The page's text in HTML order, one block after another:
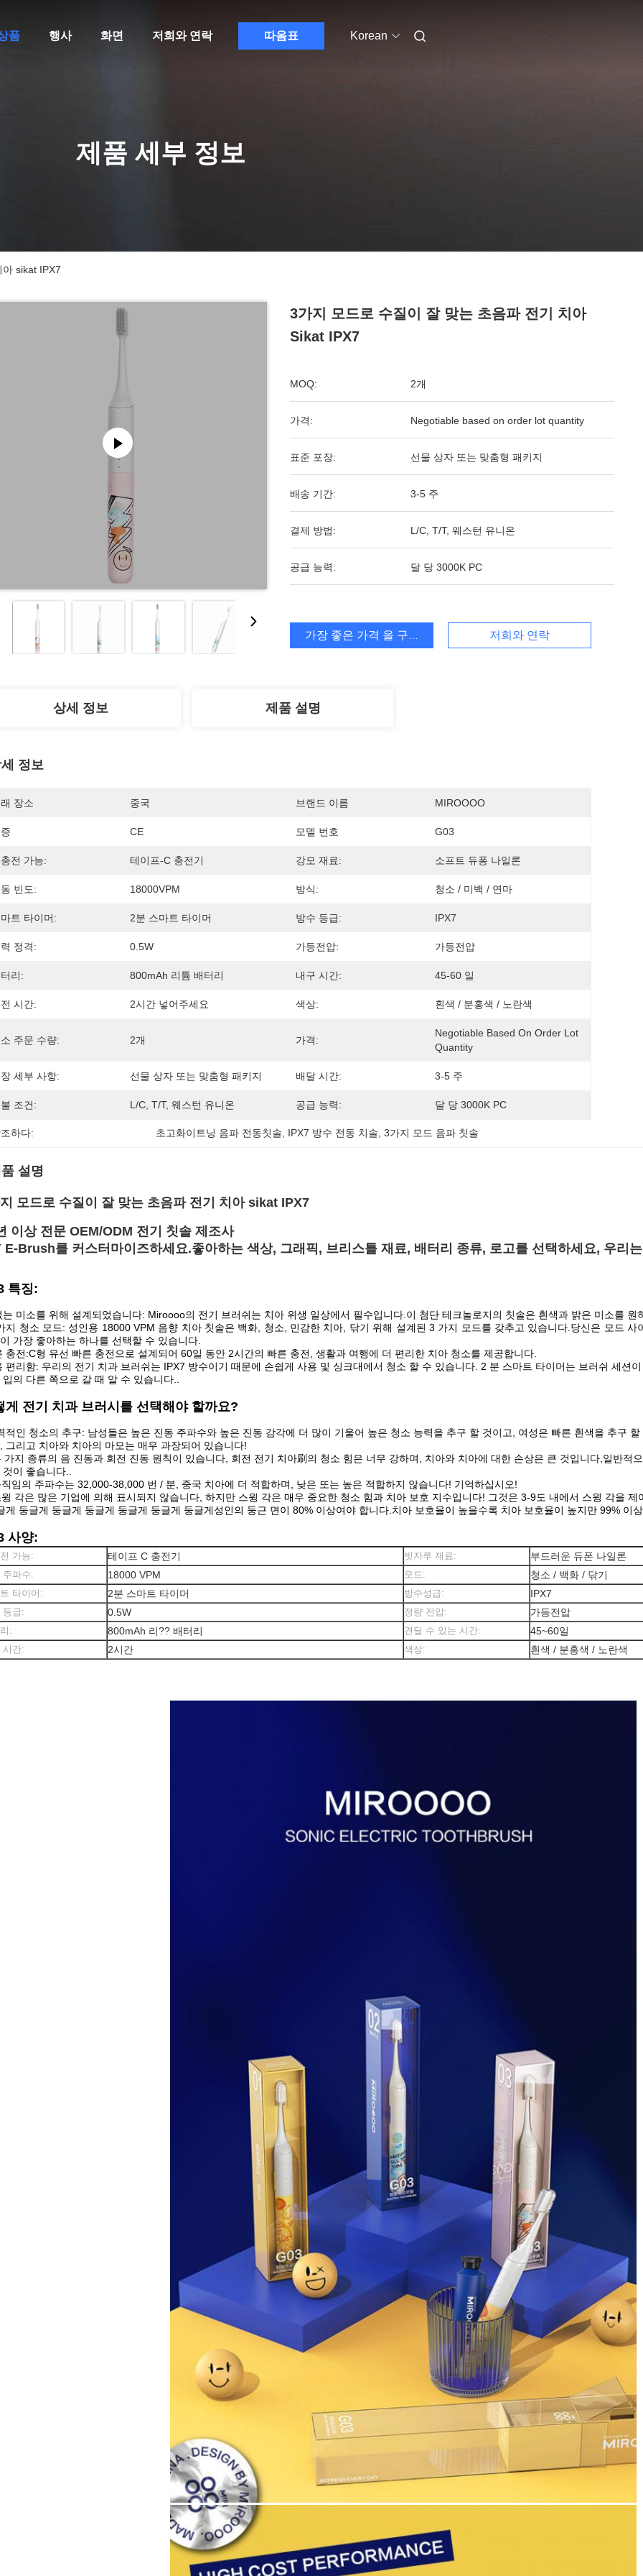
품 행사 화면 저희와 연락 따옴표 Korean
제품 세부 정보
sikat IPX7
3가지 모드로 수질이 잘 맞는 초음파 전기 치아
Sikat IPX7
MOQ: 2개
가격: Negotiable based on order lot quantity
표준 포장: 선물 상자 또는 맞춤형 패키지
배송 기간: 3-5 주
결제 방법: L/C, T/T, 웨스턴 유니온
공급 능력: 달 당 3000K PC
가장 좋은 가격 을 구하라 저희와 연락
상세 정보 제품 설명
정보
장소 중국 브랜드 이름 MIROOOO
CE 모델 번호 G03
전 가능: 테이프-C 충전기 강모 재료: 소프트 듀퐁 나일론
빈도: 18000VPM 방식: 청소 / 미백 / 연마
트 타이머: 2분 스마트 타이머 방수 등급: IPX7
정격: 0.5W 가등전압: 가등전압
리: 800mAh 리튬 배터리 내구 시간: 45-60 일
시간: 2시간 넣어주세요 색상: 흰색 / 분홍색 / 노란색
주문 수량: 2개 가격:
Negotiable Based On Order Lot
Quantity
장 세부 사항: 선물 상자 또는 맞춤형 패키지 배달 시간: 3-5 주
조건: L/C, T/T, 웨스턴 유니온 공급 능력: 달 당 3000K PC
하다: 초고화이트닝 음파 전동칫솔 IPX7 방수 전동 치솔 3가지 모드 음파 칫솔
설명
모드로 수질이 잘 맞는 초음파 전기 치아 sikat IPX7
이상 전문 OEM/ODM 전기 칫솔 제조사
E-Brush를 커스터마이즈하세요.좋아하는 색상, 그래픽, 브리스틀 재료, 배터리 종류, 로고를 선택하세요, 우리
특징:
는 미소를 위해 설계되었습니다: Miroooo의 전기 브러쉬는 치아 위생 일상에서 필수입니다.이 첨단 테크놀로지의 칫솔은 흰색과 밝은 미소를 원
지 청소 모드: 성인용 18000 VPM 음향 치아 칫솔은 백화, 청소, 민감한 치아, 닦기 위해 설계된 3 가지 모드를 갖추고 있습니다.당신은 모드
가장 좋아하는 하나를 선택할 수 있습니다.
충전:C형 유선 빠른 충전으로 설계되어 60일 동안 2시간의 빠른 충전, 생활과 여행에 더 편리한 치아 청소를 제공합니다.
편리함: 우리의 전기 치과 브러쉬는 IPX7 방수이기 때문에 손쉽게 사용 및 싱크대에서 청소 할 수 있습니다. 2 분 스마트 타이머는 브러쉬 세션
입의 다른 쪽으로 갈 때 알 수 있습니다..
게 전기 치과 브러시를 선택해야 할까요?
적인 청소의 추구: 남성들은 높은 진동 주파수와 높은 진동 감각에 더 많이 기울어 높은 청소 능력을 추구 할 것이고, 여성은 빠른 흰색을 추구
그리고 치아와 치아의 마모는 매우 과장되어 있습니다!
가지 종류의 음 진동과 회전 진동 원칙이 있습니다, 회전 전기 치아刷의 청소 힘은 너무 강하며, 치아와 치아에 대한 손상은 큰 것입니다,일반적
이 좋습니다..
임의 주파수는 32,000-38,000 번 / 분, 중국 치아에 더 적합하며, 낮은 또는 높은 적합하지 않습니다! 기억하십시오!
각은 많은 기업에 의해 표시되지 않습니다, 하지만 스윙 각은 매우 중요한 청소 힘과 치아 보호 지수입니다! 그것은 3-9도 내에서 스윙 각을 제
게 둥글게 둥글게 둥글게 둥글게 둥글게 둥글게성인의 둥근 면이 80% 이상여야 합니다.치아 보호율이 높을수록 치아 보호율이 높지만 99% 이
사양:
가능: 테이프 C 충전기 빗자루 재료: 부드러운 듀폰 나일론
주파수: 18000 VPM 모드: 청소 / 백화 / 닦기
타이머: 2분 스마트 타이머 방수성급: IPX7
등급: 0.5W 정량 전압: 가등전압
: 800mAh 리?? 배터리 견딜 수 있는 시간: 45~60일
시간: 2시간 색상: 흰색 / 분홍색 / 노란색